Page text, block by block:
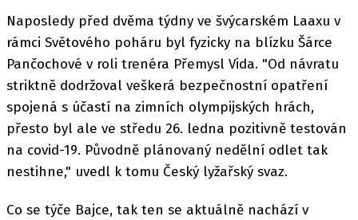
Naposledy před dvěma týdny ve švýcarském Laaxu v
rámci Světového poháru byl fyzicky na blízku Šárce
Pančochové v roli trenéra Přemysl Vida. "Od návratu
striktně dodržoval veškerá bezpečnostní opatření
spojená s účastí na zimních olympijských hrách,
přesto byl ale ve středu 26. ledna pozitivně testován
na covid-19. Původně plánovaný nedělní odlet tak
nestihne," uvedl k tomu Český lyžařský svaz.
Co se týče Bajce, tak ten se aktuálně nachází v